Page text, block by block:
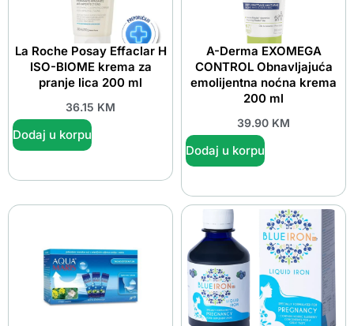
La Roche Posay Effaclar H
ISO-BIOME krema za
pranje lica 200 ml
36.15 KM
Dodaj u korpu
A-Derma EXOMEGA
CONTROL Obnavljajuća
emolijentna noćna krema
200 ml
39.90 KM
Dodaj u korpu